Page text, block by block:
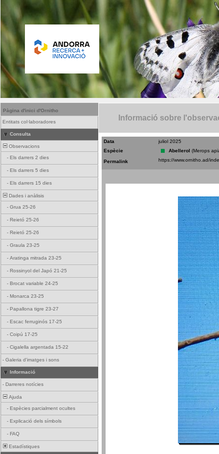
Pàgina d'inici d'Ornitho
Entitats col·laboradores
Consulta
Observacions
- Els darrers 2 dies
- Els darrers 5 dies
- Els darrers 15 dies
Dades i anàlisis
- Grua 25-26
- Reietó 25-26
- Reietó 25-26
- Graula 23-25
- Aratinga mitrada 23-25
- Rossinyol del Japó 21-25
- Brocat variable 24-25
- Monarca 23-25
- Papallona tigre 23-27
- Escac ferruginós 17-25
- Coipú 17-25
- Cigalella argentada 15-22
- Galeria d'imatges i sons
Informació
- Darreres notícies
Ajuda
- Espècies parcialment ocultes
- Explicació dels símbols
- FAQ
Estadístiques
Informació sobre
Data
juliol 2025
Espècie
Abellerol (Merops
Permalink